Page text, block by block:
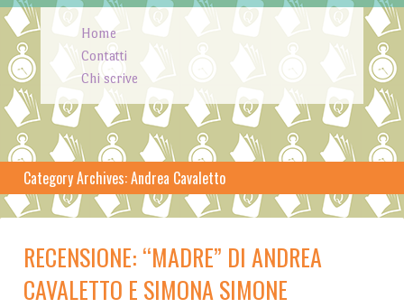
Skip to content
Home
Contatti
Chi scrive
Category Archives:Andrea Cavaletto
RECENSIONE: “MADRE” DI ANDREA
CAVALETTO E SIMONA SIMONE